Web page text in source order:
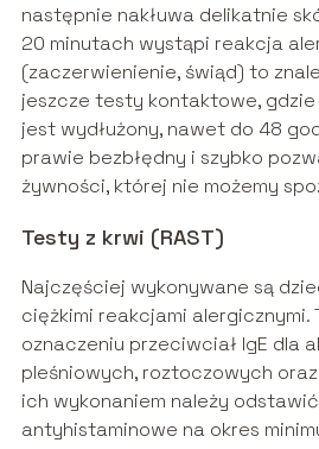
następnie nakłuwa delikatnie
20 minutach wystąpi reakcja
(zaczerwienienie, świąd) to
jeszcze testy kontaktowe,
jest wydłużony, nawet do 48
prawie bezbłędny i szybko
żywności, której nie możemy
Testy z krwi (RAST)
Najczęściej wykonywane są
ciężkimi reakcjami alergicznymi.
oznaczeniu przeciwciał IgE dla
pleśniowych, roztoczowych
ich wykonaniem należy
antyhistaminowe na okres